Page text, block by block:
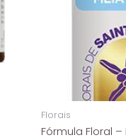
Florais
Fórmula Floral